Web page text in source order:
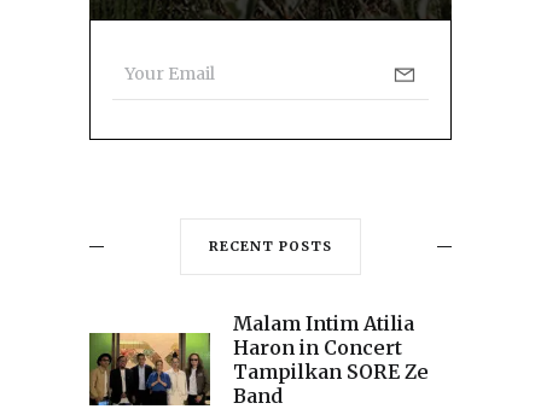
RECENT POSTS
Malam Intim Atilia
Haron in Concert
Tampilkan SORE Ze
Band